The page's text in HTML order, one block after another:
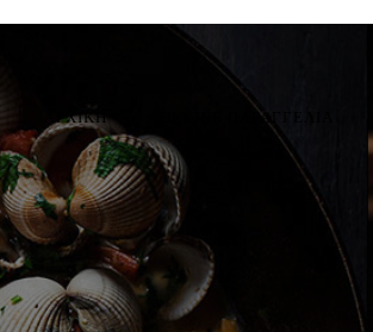
ΑΡΧΙΚΗ ONLINE ΠΑΡΑΓΓΕΛΙΑ